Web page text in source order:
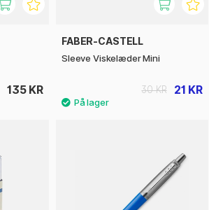
135 KR
FABER-CASTELL
Sleeve Viskelæder Mini
21 KR
30 KR